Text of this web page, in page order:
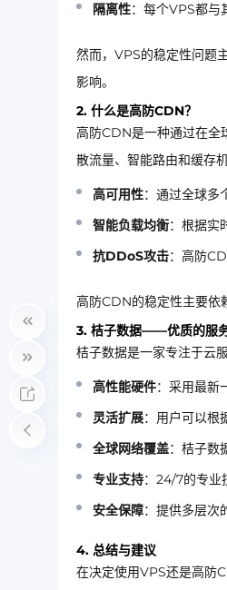
隔离性：每个VPS都与
然而，VPS的稳定性问题
影响。
2. 什么是高防CDN？
高防CDN是一种通过在全
散流量、智能路由和缓存
高可用性：通过全球多
智能负载均衡：根据实
抗DDoS攻击：高防
高防CDN的稳定性主要依
3. 桔子数据——优质的服
桔子数据是一家专注于云
高性能硬件：采用最新
灵活扩展：用户可以根
全球网络覆盖：桔子数
专业支持：24/7的专业
安全保障：提供多层次
4. 总结与建议
在决定使用VPS还是高防